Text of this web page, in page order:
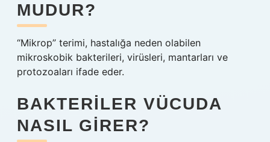
MUDUR?
“Mikrop” terimi, hastalığa neden olabilen
mikroskobik bakterileri, virüsleri, mantarları ve
protozoaları ifade eder.
BAKTERILER VÜCUDA
NASIL GIRER?